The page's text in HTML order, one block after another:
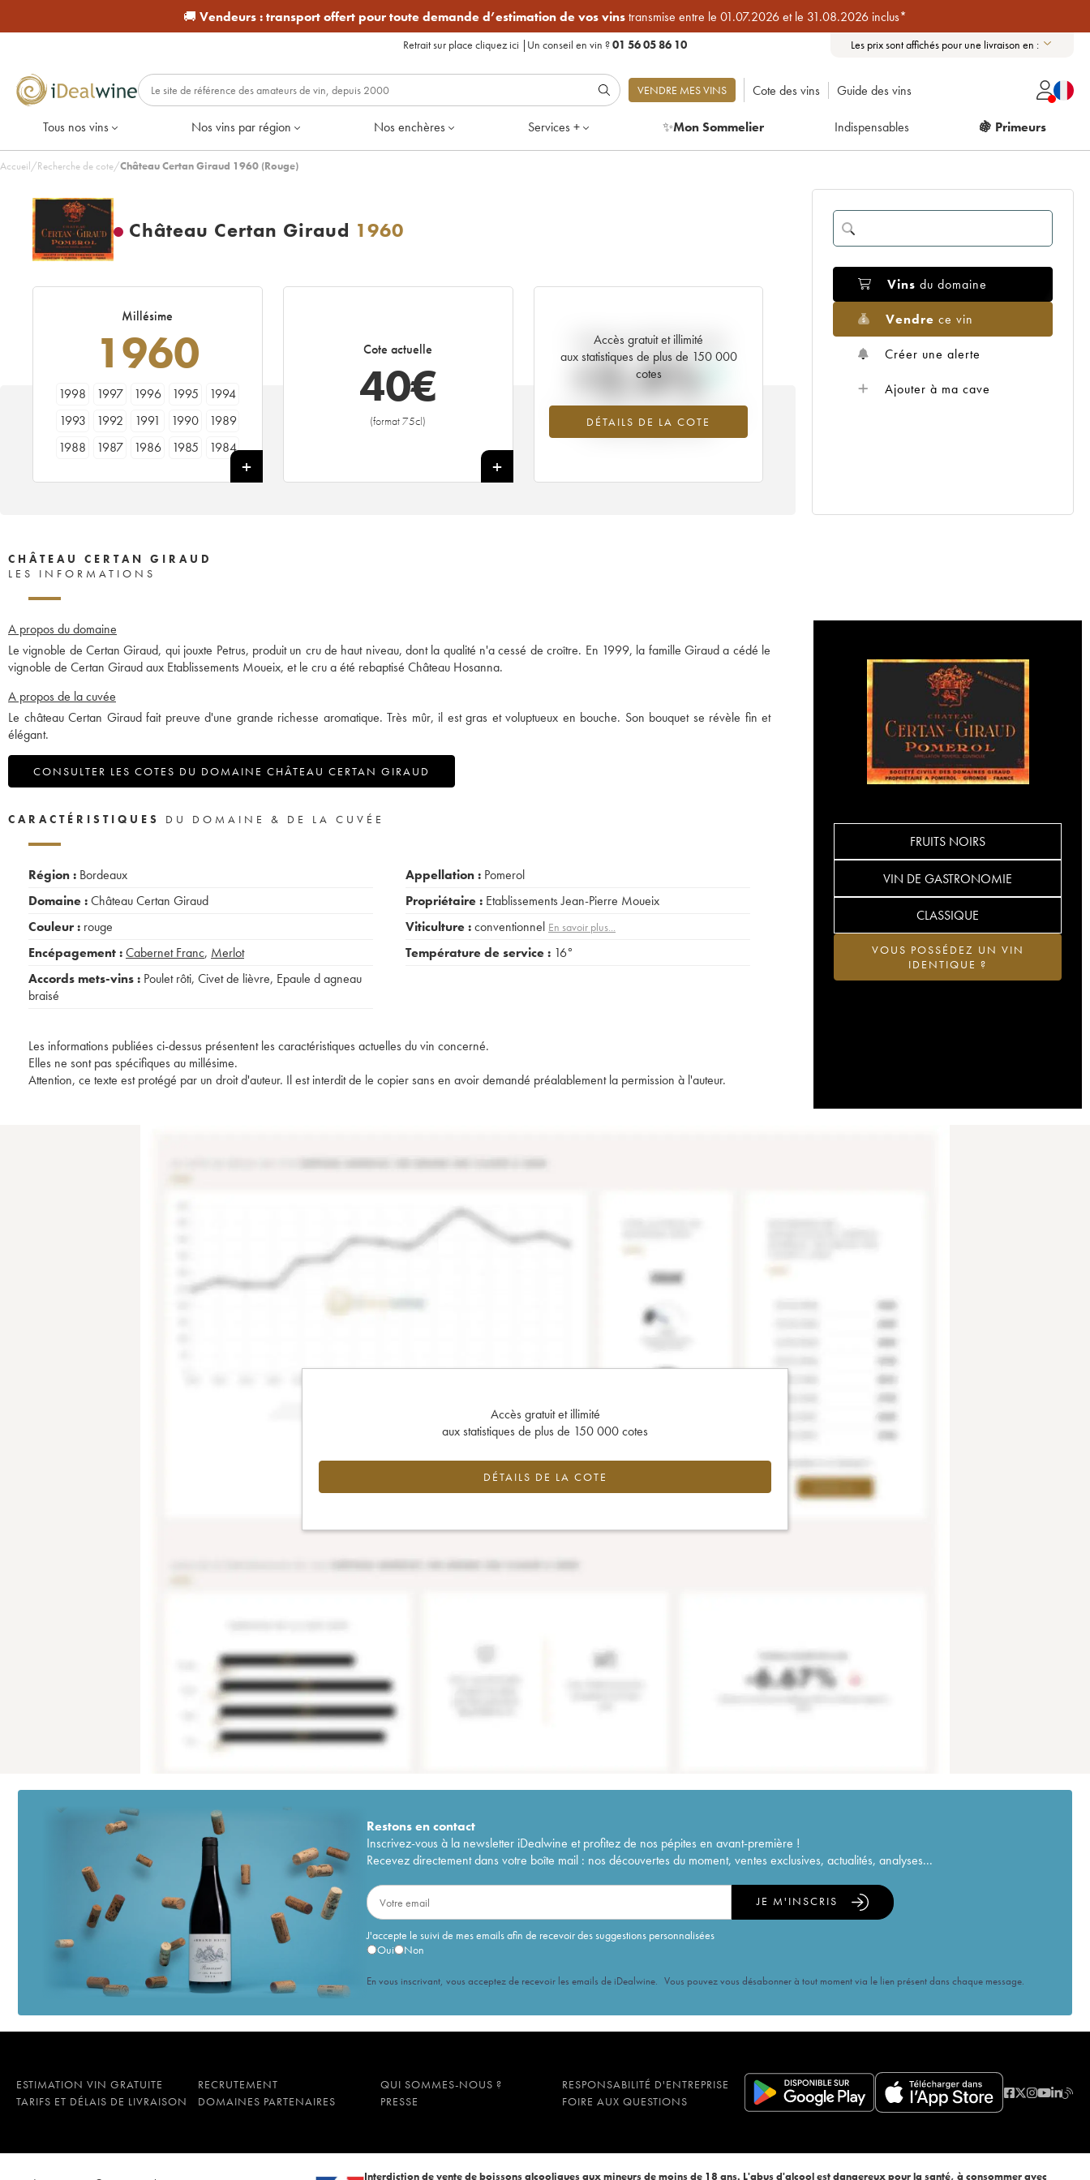
🚚 Vendeurs :transport offert pour toute demande d’estimation de vos vinstransmise entre le 01.07.2026 et le 31.08.2026 inclus*
Retrait sur place cliquez ici | Un conseil en vin ?01 56 05 86 10 Les prix sont affichés pour une livraison en :
VENDRE MES VINS Cote des vins Guide des vins
Tous nos vins Nos vins par région Nos enchères Services + ✨Mon Sommelier Indispensables 🍇 Primeurs
Accueil/Recherche de cote/Château Certan Giraud 1960 (Rouge)
Château Certan Giraud 1960
Millésime
1960
1998 1997 1996 1995
1994
1993
1992 1991 1990
1989
1988
1987 1986 1985
1984
1962
1961 1960 1955
Cote actuelle
40€
(format 75cl)
+
Accès gratuit et illimité
aux statistiques de plus de 150 000
cotes
DÉTAILS DE LA COTE
Tendance actuelle de la cote
+2.4%
Tendance à la hausse du millésime 1960
en 2026 par rapport à 2025
Vins du domaine
Vendre ce vin
Créer une alerte
Ajouter à ma cave
CHÂTEAU CERTAN GIRAUD
LES INFORMATIONS
A propos du domaine
Le vignoble de Certan Giraud, qui jouxte Petrus, produit un cru de haut niveau, dont la qualité n'a cessé de croître. En 1999, la famille Giraud a cédé le
vignoble de Certan Giraud aux Etablissements Moueix, et le cru a été rebaptisé Château Hosanna.
A propos de la cuvée
Le château Certan Giraud fait preuve d'une grande richesse aromatique. Très mûr, il est gras et voluptueux en bouche. Son bouquet se révèle fin et
élégant.
CONSULTER LES COTES DU DOMAINE CHÂTEAU CERTAN GIRAUD
FRUITS NOIRS
VIN DE GASTRONOMIE
CLASSIQUE
VOUS POSSÉDEZ UN VIN
IDENTIQUE ?
CARACTÉRISTIQUES DU DOMAINE & DE LA CUVÉE
Région : Bordeaux
Domaine :Château Certan Giraud
Couleur : rouge
Encépagement :Cabernet Franc, Merlot
Accords mets-vins : Poulet rôti, Civet de lièvre, Epaule d agneau
braisé
Appellation : Pomerol
Propriétaire : Etablissements Jean-Pierre Moueix
Viticulture :conventionnel En savoir plus...
Température de service : 16°
Les informations publiées ci-dessus présentent les caractéristiques actuelles du vin concerné.
Elles ne sont pas spécifiques au millésime.
Attention, ce texte est protégé par un droit d'auteur. Il est interdit de le copier sans en avoir demandé préalablement la permission à l'auteur.
Accès gratuit et illimité
aux statistiques de plus de 150 000 cotes
DÉTAILS DE LA COTE
Restons encontact
Inscrivez-vous à la newsletter iDealwine et profitez de nos pépites en avant-première !
Recevez directement dans votre boîte mail : nos découvertes du moment, ventes exclusives, actualités, analyses...
J'accepte le suivi de mes emails afin de recevoir des suggestions personnalisées
Oui
Non
JE M'INSCRIS
En vous inscrivant, vous acceptez de recevoir les emails de iDealwine. Vous pouvez vous désabonner à tout moment via le lien présent dans chaque message.
ESTIMATION VIN GRATUITE RECRUTEMENT QUI SOMMES-NOUS ?
RESPONSABILITÉ D'ENTREPRISE
TARIFS ET DÉLAIS DE LIVRAISON
DOMAINES PARTENAIRES PRESSE FOIRE AUX QUESTIONS
Interdiction de vente de boissons alcooliques aux mineurs de moins de 18 ans. L'abus d'alcool est dangereux pour la santé, à consommer avec